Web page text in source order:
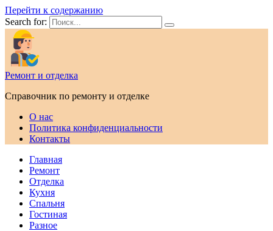
Перейти к содержанию
Search for:
Ремонт и отделка
Справочник по ремонту и отделке
О нас
Политика конфиденциальности
Контакты
Главная
Ремонт
Отделка
Кухня
Спальня
Гостиная
Разное